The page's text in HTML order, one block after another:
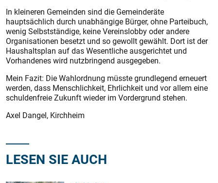
In kleineren Gemeinden sind die Gemeinderäte
hauptsächlich durch unabhängige Bürger, ohne Parteibuch,
wenig Selbstständige, keine Vereinslobby oder andere
Organisationen besetzt und so gewollt gewählt. Dort ist der
Haushaltsplan auf das Wesentliche ausgerichtet und
Vorhandenes wird nutzbringend ausgegeben.
Mein Fazit: Die Wahlordnung müsste grundlegend erneuert
werden, dass Menschlichkeit, Ehrlichkeit und vor allem eine
schuldenfreie Zukunft wieder im Vordergrund stehen.
Axel Dangel, Kirchheim
LESEN SIE AUCH